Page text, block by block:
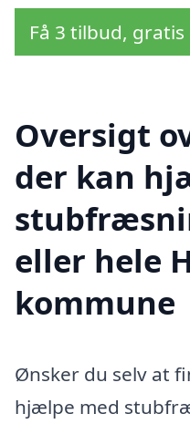
Få 3 tilbud,
Oversigt
der kan
eller hele
kommune
Ønsker du selv at
hjælpe med